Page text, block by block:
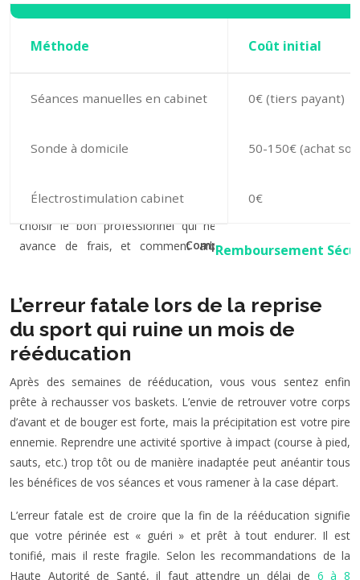
Méthode Coût initial
Séances manuelles en cabinet 0€ (tiers payant)
Sonde à domicile 50-150€ (achat
Électrostimulation cabinet 0€
L’erreur fatale lors de la reprise
du sport qui ruine un mois de
rééducation
Après des semaines de rééducation, vous vous sentez enfin
prête à rechausser vos baskets. L’envie de retrouver votre corps
d’avant et de bouger est forte, mais la précipitation est votre pire
ennemie. Reprendre une activité sportive à impact (course à pied,
sauts, etc.) trop tôt ou de manière inadaptée peut anéantir tous
les bénéfices de vos séances et vous ramener à la case départ.
L’erreur fatale est de croire que la fin de la rééducation signifie
que votre périnée est « guéri » et prêt à tout endurer. Il est
tonifié, mais il reste fragile. Selon les recommandations de la
Haute Autorité de Santé, il faut attendre un délai de 6 à 8